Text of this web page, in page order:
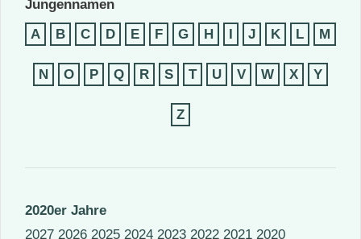
Jungennamen
A
B C D E F G H I J K L M
N O P Q R S T U V W X Y
Z
2020er Jahre
2027 2026 2025 2024 2023 2022 2021 2020